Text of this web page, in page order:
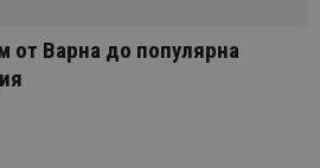
от Варна до популярна